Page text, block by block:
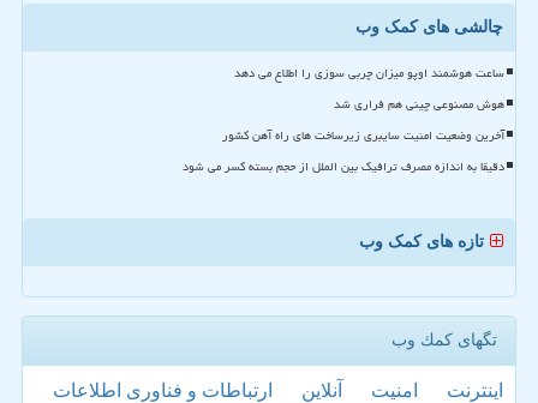
چالشی های کمک وب
ساعت هوشمند اوپو میزان چربی سوزی را اطلاع می دهد
هوش مصنوعی چینی هم فراری شد
آخرین وضعیت امنیت سایبری زیرساخت های راه آهن کشور
دقیقا به اندازه مصرف ترافیک بین الملل از حجم بسته کسر می شود
تازه های کمک وب
تگهای كمك وب
اینترنت امنیت آنلاین ارتباطات و فناوری اطلاعات